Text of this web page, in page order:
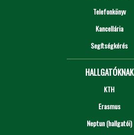
Telefonkönyv
Kancellária
Segítségkérés
HALLGATÓKNAK
KTH
Erasmus
Neptun (hallgatói)